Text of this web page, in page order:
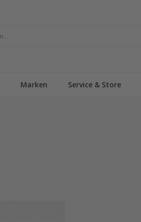
Marken Service & Store